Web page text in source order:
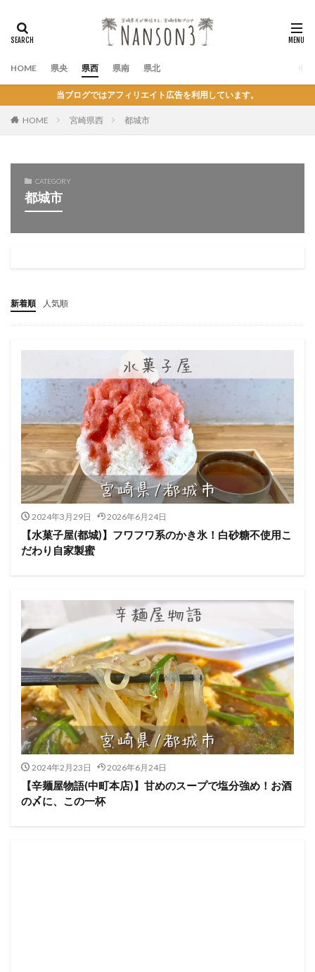
HOME 県央 県西 県南 県北
当ブログではアフィリエイト広告を利用しています。
HOME 宮崎県西 都城市
CATEGORY
都城市
新着順 人気順
2024年3月29日 2026年6月24日
【水菓子屋(都城)】フワフワ系のかき氷！白砂糖不使用こ
だわり自家製蜜
2024年2月23日 2026年6月24日
【辛麺屋物語(中町本店)】甘めのスープで塩分強め！お酒
の〆に、この一杯